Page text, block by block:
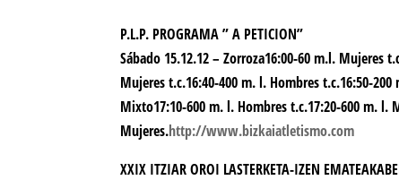
P.L.P. PROGRAMA ” A PETICION”
Sábado 15.12.12 – Zorroza16:00-60 m.l.
Mujeres t.c.16:40-400 m. l. Hombres t.c.16:50-
Mixto17:10-600 m. l. Hombres t.c.17:20-600 m. l.
Mujeres.http://www.bizkaiatletismo.com
XXIX ITZIAR OROI LASTERKETA-IZEN EMATEAK